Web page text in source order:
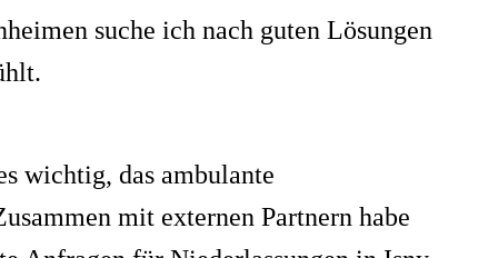
suche ich nach guten Lösungen
wichtig, das ambulante
mit externen Partnern habe